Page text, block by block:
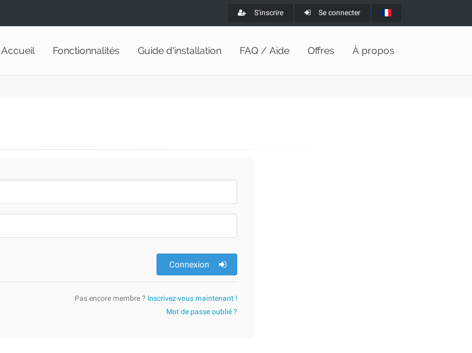
S'inscrire Se connecter
Accueil Fonctionnalités Guide d'installation FAQ / Aide Offres À propos
Connexion
Pas encore membre ? Inscrivez-vous maintenant !
Mot de passe oublié ?